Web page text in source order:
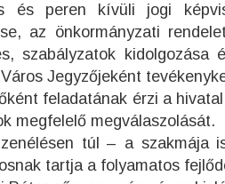
és peren kívüli jogi
az önkormányzati
szabályzatok kidolgozása
Jegyzőjeként
feladatának érzi a
megfelelő megválaszolását.
túl – a szakmája
tartja a folyamatos